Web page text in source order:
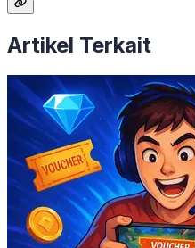
Artikel Terkait